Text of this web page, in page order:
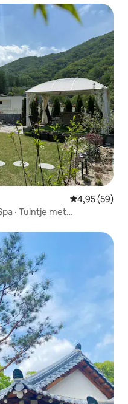
Gemiddelde
4,95 (59)
· Tuintje met
· Speelautomaten